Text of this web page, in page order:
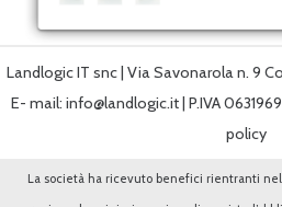
Landlogic IT snc| Via Savonarola n. 9
E- mail: info@landlogic.it| P.IVA
policy
La società ha ricevuto benefici rientranti